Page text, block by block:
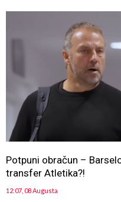
Potpuni obračun –
transfer Atletika?!
12:07, 08 Augusta